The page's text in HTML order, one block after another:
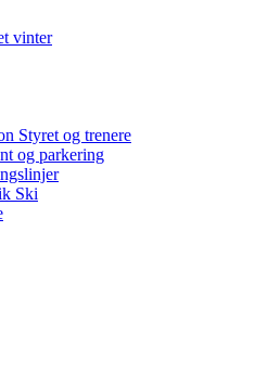
vinter
Styret og trenere
og parkering
Ski